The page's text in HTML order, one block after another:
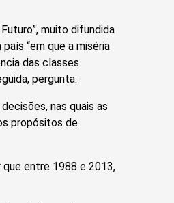
muito difundida
“em que a miséria
das classes
pergunta:
nas quais as
propósitos de
entre 1988 e 2013,